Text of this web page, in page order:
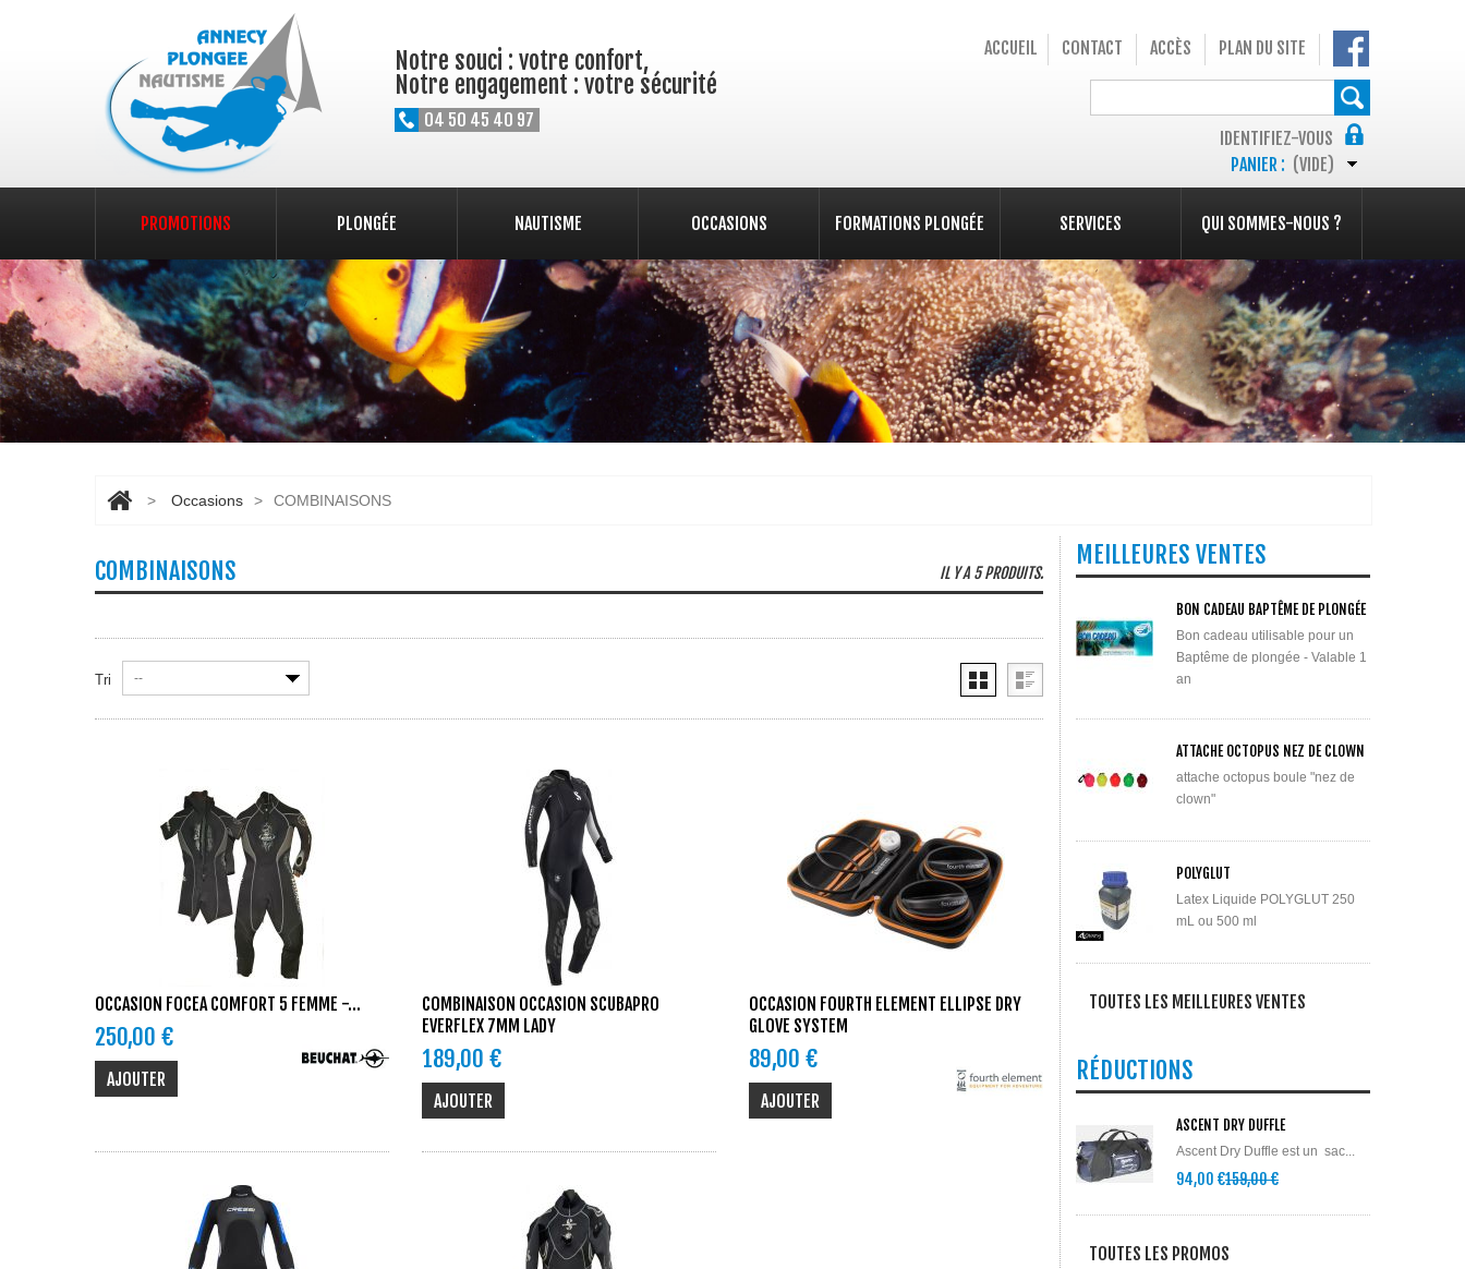
Notre souci : votre confort,
Notre engagement : votre sécurité
04 50 45 40 97
ACCUEIL CONTACT ACCÈS PLAN DU SITE
IDENTIFIEZ-VOUS
PANIER : (VIDE)
PROMOTIONS PLONGÉE NAUTISME OCCASIONS FORMATIONS PLONGÉE SERVICES QUI SOMMES-NOUS ?
> Occasions > COMBINAISONS
COMBINAISONS IL Y A 5 PRODUITS.
Tri --
OCCASION FOCEA COMFORT 5 FEMME -...
250,00 €
AJOUTER
COMBINAISON OCCASION SCUBAPRO
EVERFLEX 7MM LADY
189,00 €
AJOUTER
OCCASION FOURTH ELEMENT ELLIPSE DRY
GLOVE SYSTEM
89,00 €
AJOUTER
MEILLEURES VENTES
BON CADEAU BAPTÊME DE PLONGÉE
Bon cadeau utilisable pour un
Baptême de plongée - Valable 1
an
ATTACHE OCTOPUS NEZ DE CLOWN
attache octopus boule "nez de
clown"
POLYGLUT
Latex Liquide POLYGLUT 250
mL ou 500 ml
TOUTES LES MEILLEURES VENTES
RÉDUCTIONS
ASCENT DRY DUFFLE
Ascent Dry Duffle est un sac...
94,00 €159,00 €
TOUTES LES PROMOS